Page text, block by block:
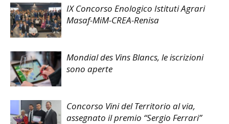
IX Concorso Enologico Istituti Agrari
Masaf-MiM-CREA-Renisa
Mondial des Vins Blancs, le iscrizioni
sono aperte
Concorso Vini del Territorio al via,
assegnato il premio “Sergio Ferrari”